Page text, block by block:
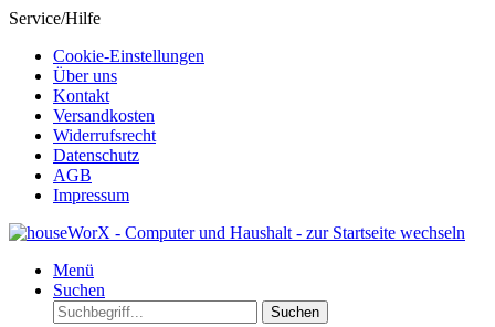
Service/Hilfe
Cookie-Einstellungen
Über uns
Kontakt
Versandkosten
Widerrufsrecht
Datenschutz
AGB
Impressum
Menü
Suchen
Suchen